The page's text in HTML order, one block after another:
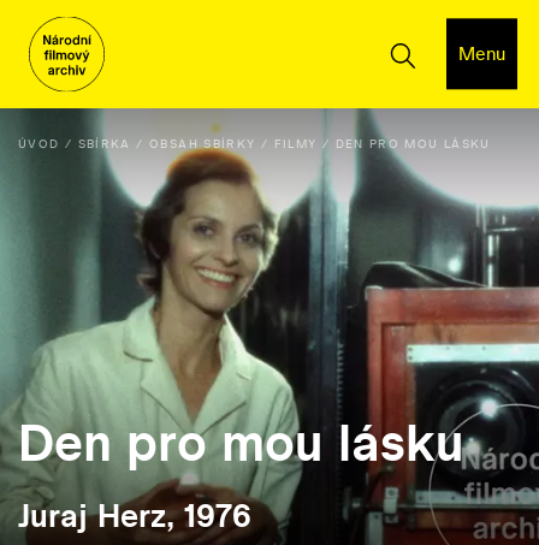
Menu
ÚVOD SBÍRKA OBSAH SBÍRKY FILMY DEN PRO MOU LÁSKU
Den pro mou lásku
Juraj Herz, 1976